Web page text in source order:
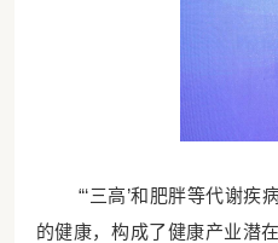
“‘三高’和肥胖等代谢疾
的健康，构成了健康产业潜